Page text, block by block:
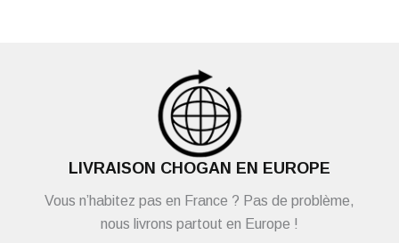
LIVRAISON CHOGAN EN EUROPE
Vous n’habitez pas en France ? Pas de problème,
nous livrons partout en Europe !